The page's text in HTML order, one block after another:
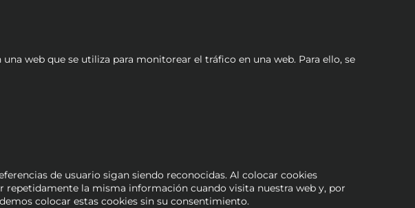
web que se utiliza para monitorear el tráfico en una web. Para ello, se
de usuario sigan siendo reconocidas. Al colocar cookies
repetidamente la misma información cuando visita nuestra web y, por
colocar estas cookies sin su consentimiento.